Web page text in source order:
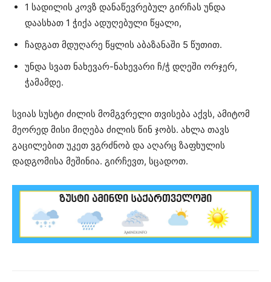
1 სადილის კოვზ დანაწევრებულ გირჩას უნდა
დაასხათ 1 ჭიქა ადუღებული წყალი,
ჩადგათ მდუღარე წყლის აბაზანაში 5 წუთით.
უნდა სვათ ნახევარ-ნახევარი ჩ/ჭ დღეში ორჯერ,
ჭამამდე.
სვიას სუსტი ძილის მომგვრელი თვისება აქვს, ამიტომ
მეორედ მისი მიღება ძილის წინ ჯობს. ახლა თავს
გაცილებით უკეთ ვგრძნობ და აღარც ზაფხულის
დადგომისა მეშინია. გირჩევთ, სცადოთ.